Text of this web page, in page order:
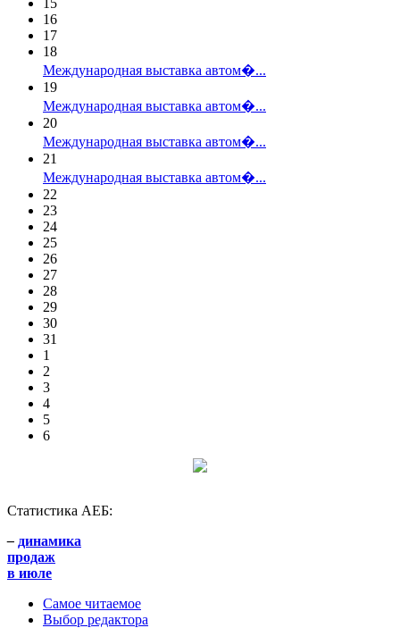
16
17
18
Международная выставка автом�...
19
Международная выставка автом�...
20
Международная выставка автом�...
21
Международная выставка автом�...
22
23
24
25
26
27
28
29
30
31
1
2
3
4
5
6
Статистика АЕБ:
– динамика
продаж
в июле
Самое читаемое
Выбор редактора